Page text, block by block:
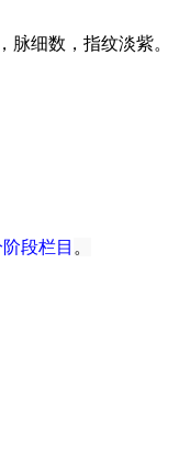
细数，指纹淡紫。
段栏目 。